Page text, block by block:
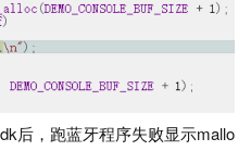
后，跑蓝牙程序失败显示mallo